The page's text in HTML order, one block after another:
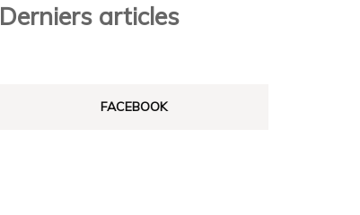
Derniers articles
FACEBOOK